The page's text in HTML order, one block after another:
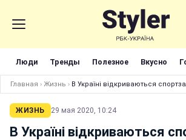
Люди Тренды Полезное Вкусно
Главная › Жизнь › В Україні відкриваються
ЖИЗНЬ 29 мая 2020, 10:24
В Україні відкриваються